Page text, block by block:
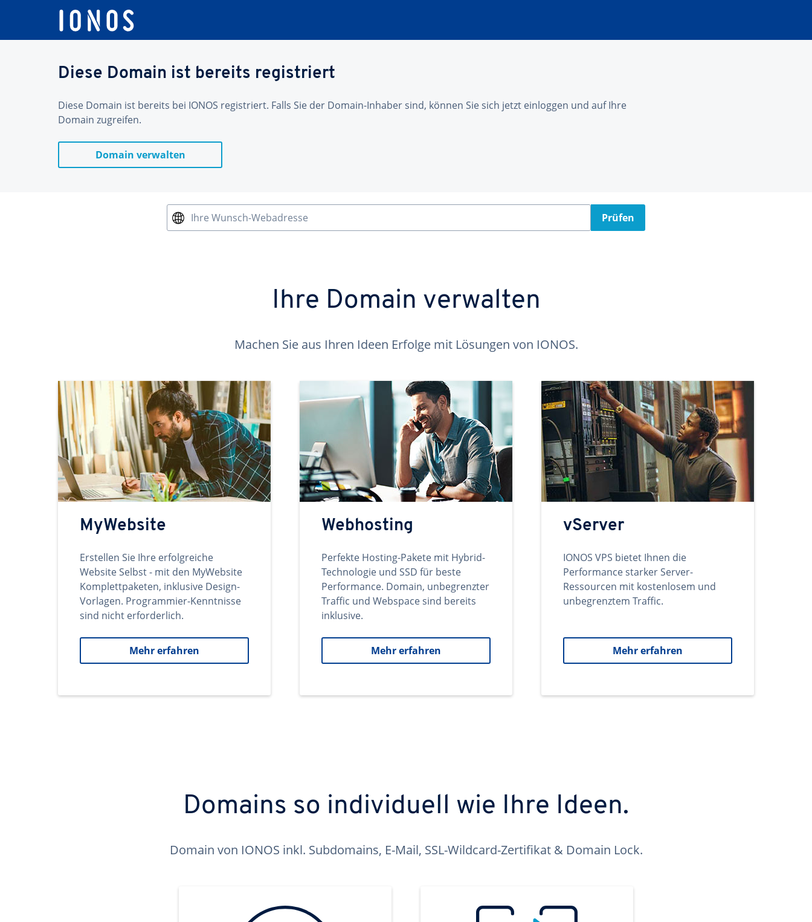
Diese Domain ist bereits registriert
Diese Domain ist bereits bei IONOS registriert. Falls Sie der Domain-Inhaber sind, können Sie sich jetzt einloggen und auf Ihre
Domain zugreifen.
Domain verwalten
Ihre Wunsch-Webadresse Prüfen
Ihre Domain verwalten
Machen Sie aus Ihren Ideen Erfolge mit Lösungen von IONOS.
MyWebsite
Erstellen Sie Ihre erfolgreiche
Website Selbst - mit den MyWebsite
Komplettpaketen, inklusive Design-
Vorlagen. Programmier-Kenntnisse
sind nicht erforderlich.
Mehr erfahren
Webhosting
Perfekte Hosting-Pakete mit Hybrid-
Technologie und SSD für beste
Performance. Domain, unbegrenzter
Traffic und Webspace sind bereits
inklusive.
Mehr erfahren
vServer
IONOS VPS bietet Ihnen die
Performance starker Server-
Ressourcen mit kostenlosem und
unbegrenztem Traffic.
Mehr erfahren
Domains so individuell wie Ihre Ideen.
Domain von IONOS inkl. Subdomains, E-Mail, SSL-Wildcard-Zertifikat & Domain Lock.